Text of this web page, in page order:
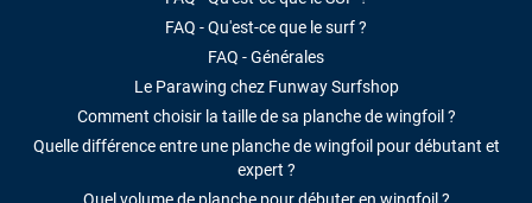
FAQ - Qu'est-ce que le surf ?
FAQ - Générales
Le Parawing chez Funway Surfshop
Comment choisir la taille de sa planche de wingfoil ?
Quelle différence entre une planche de wingfoil pour débutant et
expert ?
Quel volume de planche pour débuter en wingfoil ?